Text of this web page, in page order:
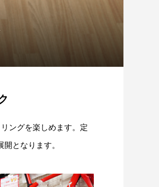
ングを楽しめます。定
となります。